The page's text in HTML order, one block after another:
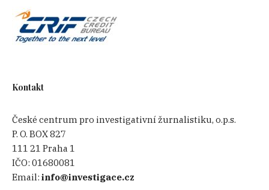
Kontakt
České centrum pro investigativní žurnalistiku, o.p.s.
P. O. BOX 827
111 21 Praha 1
IČO:01680081
Email:info@investigace.cz